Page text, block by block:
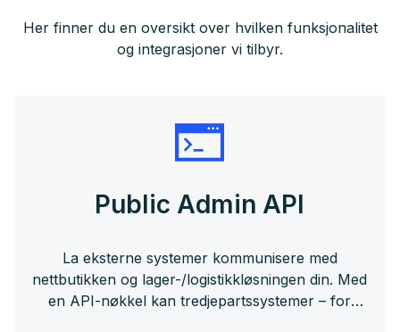
Her finner du en oversikt over hvilken funksjonalitet
og integrasjoner vi tilbyr.
Public Admin API
La eksterne systemer kommunisere med
nettbutikken og lager-/logistikkløsningen din. Med
en API-nøkkel kan tredjepartssystemer – for